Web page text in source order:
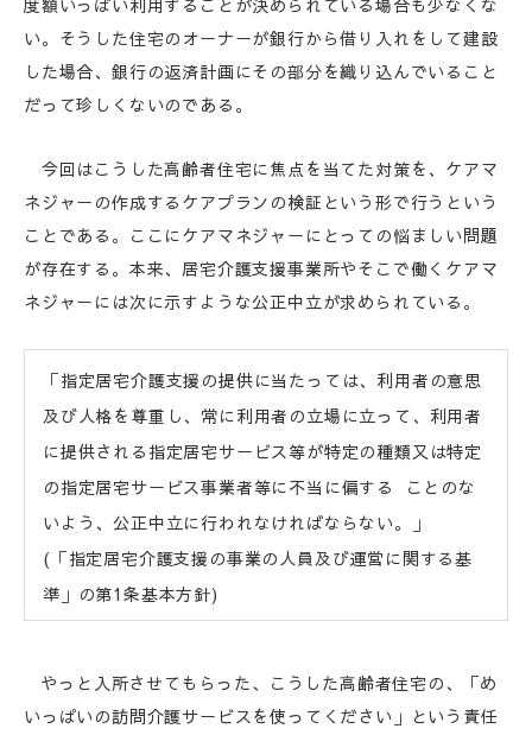
度額いっぱい利用することが決められている場合も少なくな
い。そうした住宅のオーナーが銀行から借り入れをして建設
した場合、銀行の返済計画にその部分を織り込んでいること
だって珍しくないのである。
今回はこうした高齢者住宅に焦点を当てた対策を、ケアマ
ネジャーの作成するケアプランの検証という形で行うという
ことである。ここにケアマネジャーにとっての悩ましい問題
が存在する。本来、居宅介護支援事業所やそこで働くケアマ
ネジャーには次に示すような公正中立が求められている。
「指定居宅介護支援の提供に当たっては、利用者の意思
及び人格を尊重し、常に利用者の立場に立って、利用者
に提供される指定居宅サービス等が特定の種類又は特定
の指定居宅サービス事業者等に不当に偏する ことのな
いよう、公正中立に行われなければならない。」
(「指定居宅介護支援の事業の人員及び運営に関する基
準」の第1条基本方針)
やっと入所させてもらった、こうした高齢者住宅の、「め
いっぱいの訪問介護サービスを使ってください」という責任